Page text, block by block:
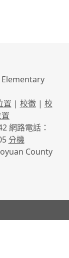
Elementary
置 | 校徽| 校
網路電話：
分機
County